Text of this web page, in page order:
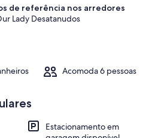
de referência nos arredores
Lady Desatanudos
Acomoda 6 pessoas
Estacionamento em